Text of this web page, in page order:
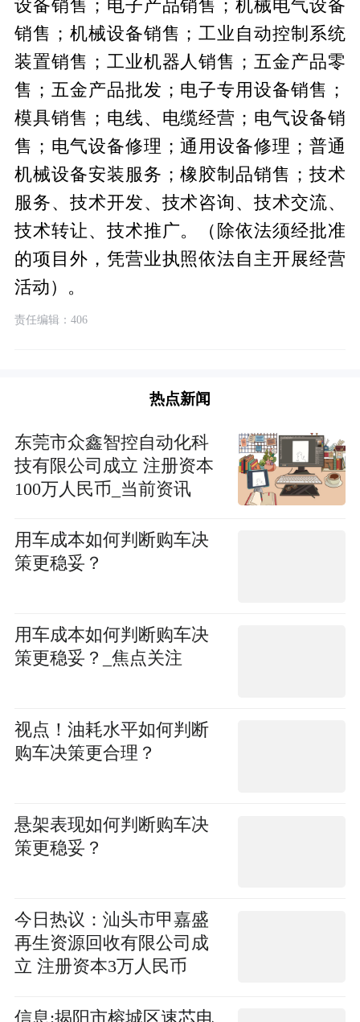
设备销售；电子产品销售；机械电气设备
销售；机械设备销售；工业自动控制系统
装置销售；工业机器人销售；五金产品零
售；五金产品批发；电子专用设备销售；
模具销售；电线、电缆经营；电气设备销
售；电气设备修理；通用设备修理；普通
机械设备安装服务；橡胶制品销售；技术
服务、技术开发、技术咨询、技术交流、
技术转让、技术推广。（除依法须经批准
的项目外，凭营业执照依法自主开展经营
活动）。
责任编辑：406
热点新闻
东莞市众鑫智控自动化科
技有限公司成立 注册资本
100万人民币_当前资讯
用车成本如何判断购车决
策更稳妥？
用车成本如何判断购车决
策更稳妥？_焦点关注
视点！油耗水平如何判断
购车决策更合理？
悬架表现如何判断购车决
策更稳妥？
今日热议：汕头市甲嘉盛
再生资源回收有限公司成
立 注册资本3万人民币
信息:揭阳市榕城区速芯电